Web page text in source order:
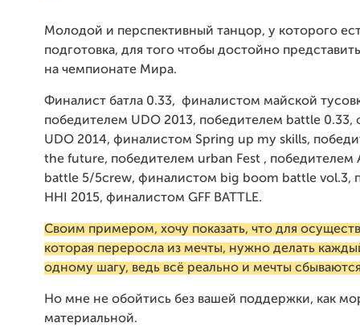
Молодой и перспективный танцор, у которого
подготовка, для того чтобы достойно
на чемпионате Мира.
Финалист батла 0.33, финалистом майской
победителем UDO 2013, победителем battle 0.33,
UDO 2014, финалистом Spring up my skills,
the future, победителем urban Fest , победителем
battle 5/5crew, финалистом big boom battle vol.3,
HHI 2015, финалистом GFF BATTLE.
Своим примером, хочу показать, что для
которая переросла из мечты, нужно делать
одному шагу, ведь всё реально и мечты
Но мне не обойтись без вашей поддержки, как
материальной.